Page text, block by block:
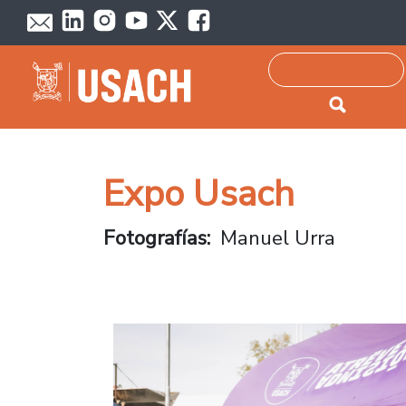
Passar para o conteúdo principal
Pesquisar
Expo Usach
Fotografías Manuel Urra